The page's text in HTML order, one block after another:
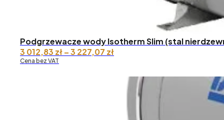
Podgrzewacze wody Isotherm Slim (stal
3 012,83 zł–3 227,07 złZakres
012,83 zł
do 3
227,07 zł
Cena bez VAT